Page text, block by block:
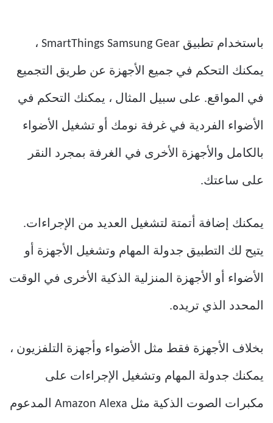
باستخدام تطبيق SmartThings Samsung Gear ،
يمكنك التحكم في جميع الأجهزة عن طريق التجميع
في المواقع. على سبيل المثال ، يمكنك التحكم في
الأضواء الفردية في غرفة نومك أو تشغيل الأضواء
بالكامل والأجهزة الأخرى في الغرفة بمجرد النقر
على ساعتك.
يمكنك إضافة أتمتة لتشغيل العديد من الإجراءات.
يتيح لك التطبيق جدولة المهام وتشغيل الأجهزة أو
الأضواء أو الأجهزة المنزلية الذكية الأخرى في الوقت
المحدد الذي تريده.
بخلاف الأجهزة فقط مثل الأضواء وأجهزة التلفزيون ،
يمكنك جدولة المهام وتشغيل الإجراءات على
مكبرات الصوت الذكية مثل Amazon Alexa المدعوم